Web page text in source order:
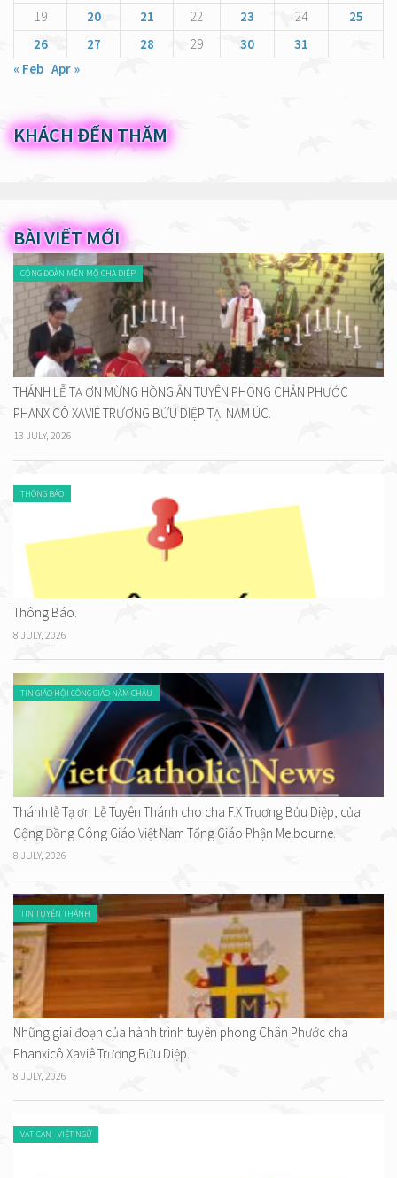
19 20 21 22 23 24
25
26
27 28 29 30
31
« Feb Apr »
KHÁCH ĐẾN THĂM
BÀI VIẾT MỚI
CỘNG ĐOÀN MẾN MỘ CHA DIỆP
THÁNH LỄ TẠ ƠN MỪNG HỒNG ÂN TUYÊN PHONG CHÂN PHƯỚC
PHANXICÔ XAVIÊ TRƯƠNG BỬU DIỆP TẠI NAM ÚC.
13 JULY, 2026
THÔNG BÁO
Thông Báo.
8 JULY, 2026
TIN GIÁO HỘI CÔNG GIÁO NĂM CHÂU
Thánh lễ Tạ ơn Lễ Tuyên Thánh cho cha F.X Trương Bửu Diệp, của
Cộng Đồng Công Giáo Việt Nam Tổng Giáo Phận Melbourne.
8 JULY, 2026
TIN TUYÊN THÁNH
Những giai đoạn của hành trình tuyên phong Chân Phước cha
Phanxicô Xaviê Trương Bửu Diệp.
8 JULY, 2026
VATICAN - VIỆT NGỮ